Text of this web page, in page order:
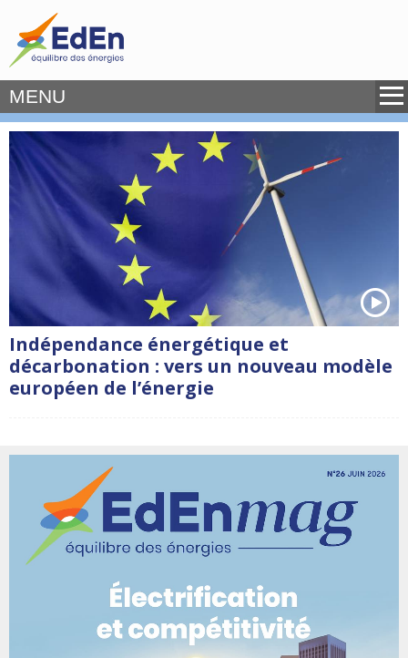
MENU
Indépendance énergétique et
décarbonation : vers un nouveau modèle
européen de l’énergie